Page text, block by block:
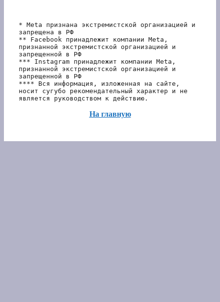
* Meta признана экстремистской организацией и
запрещена в РФ
** Facebook принадлежит компании Meta,
признанной экстремистской организацией и
запрещенной в РФ
*** Instagram принадлежит компании Meta,
признанной экстремистской организацией и
запрещенной в РФ
**** Вся информация, изложенная на сайте,
носит сугубо рекомендательный характер и не
является руководством к действию.
На главную